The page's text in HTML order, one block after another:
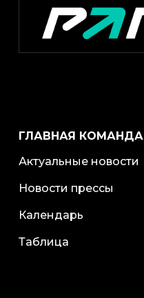
ГЛАВНАЯ КОМАНДА
Актуальные новости
Новости прессы
Календарь
Таблица